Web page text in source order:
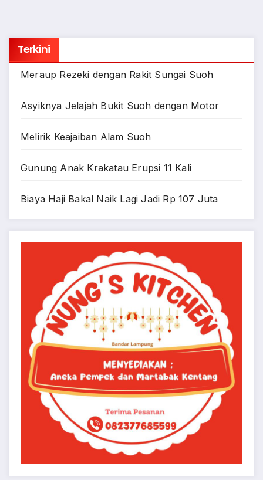
Terkini
Meraup Rezeki dengan Rakit Sungai Suoh
Asyiknya Jelajah Bukit Suoh dengan Motor
Melirik Keajaiban Alam Suoh
Gunung Anak Krakatau Erupsi 11 Kali
Biaya Haji Bakal Naik Lagi Jadi Rp 107 Juta